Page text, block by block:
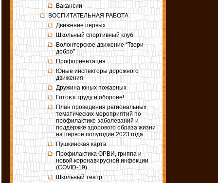
Вакансии
ВОСПИТАТЕЛЬНАЯ РАБОТА
Движение первых
Школьный спортивный клуб
Волонтерское движение “Твори
добро”
Профориентация
Юные инспекторы дорожного
движения
Дружина юных пожарных
Готов к труду и обороне!
План проведения региональных
тематических мероприятий по
профилактике заболеваний и
поддержке здорового образа жизни
на первое полугодие 2023 года
Пушкинская карта
Профилактика ОРВИ, гриппа и
новой коронавирусной инфекции
(COVID-19)
Школьный театр